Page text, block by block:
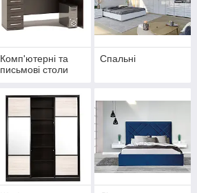
Комп'ютерні та
письмові столи
Спальні